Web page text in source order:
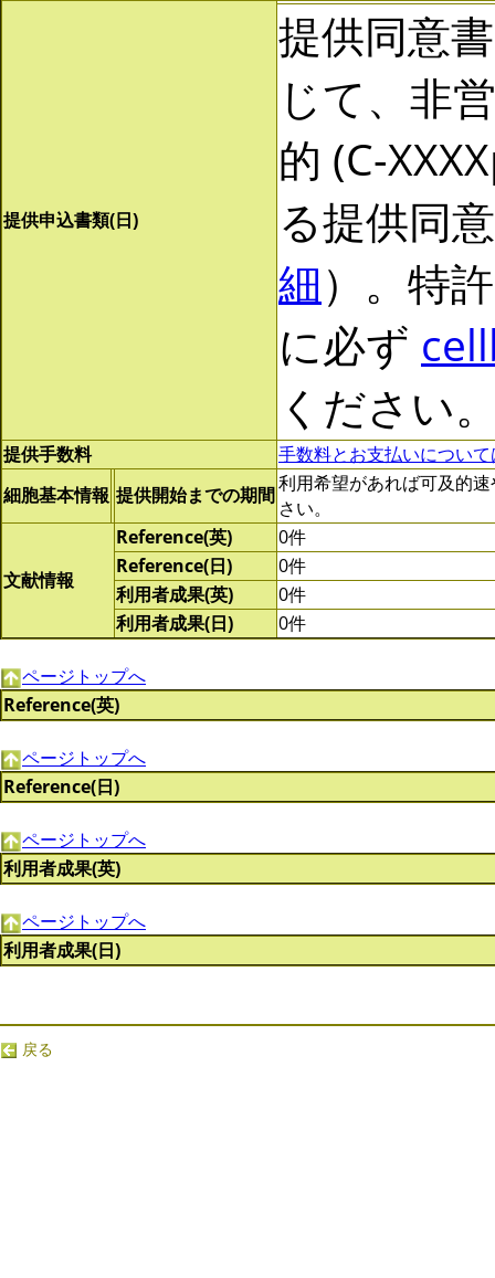
提供申込書類(日)
提供同意
じて、非
的 (C-
る提供同
細）。特
に必ず
ください
提供手数料
手数料とお支払いについ
細胞基本情報 提供開始までの期間利用希望があれば可及的
さい。
文献情報
Reference(英)
0件
Reference(日)
0件
利用者成果(英)
0件
利用者成果(日)
0件
ページトップへ
Reference(英)
ページトップへ
Reference(日)
ページトップへ
利用者成果(英)
ページトップへ
利用者成果(日)
戻る